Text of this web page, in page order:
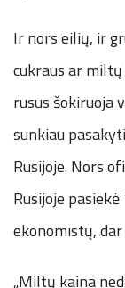
Ir nors eilių, ir
cukraus ar
rusus šokiruoja
sunkiau
Rusijoje. Nors
Rusijoje
ekonomistų,
„Miltų kaina